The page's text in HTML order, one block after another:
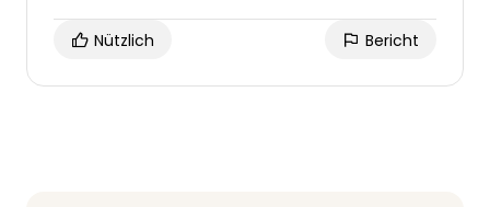
Nützlich Bericht